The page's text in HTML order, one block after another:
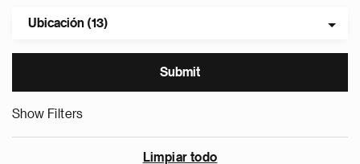
Ubicación (13)
Show Filters
Limpiar todo